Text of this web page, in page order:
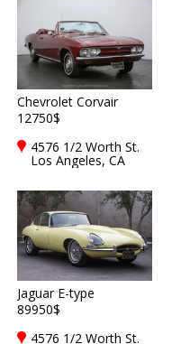
Chevrolet Corvair
12750$
4576 1/2 Worth St.
Los Angeles, CA
Jaguar E-type
89950$
4576 1/2 Worth St.